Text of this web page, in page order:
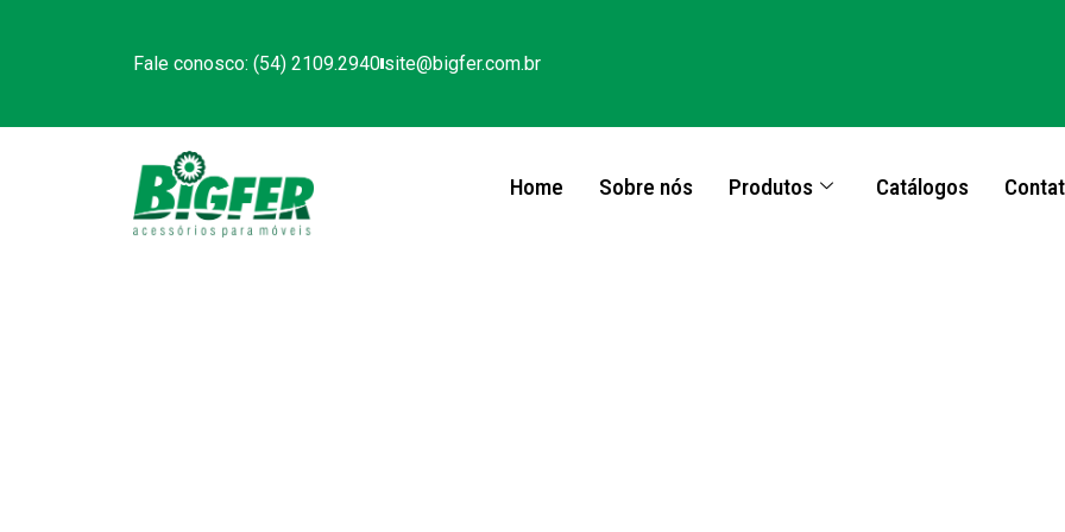
Fale conosco: (54) 2109.2940site@bigfer.com.br
Home Sobre nós Produtos Catálogos